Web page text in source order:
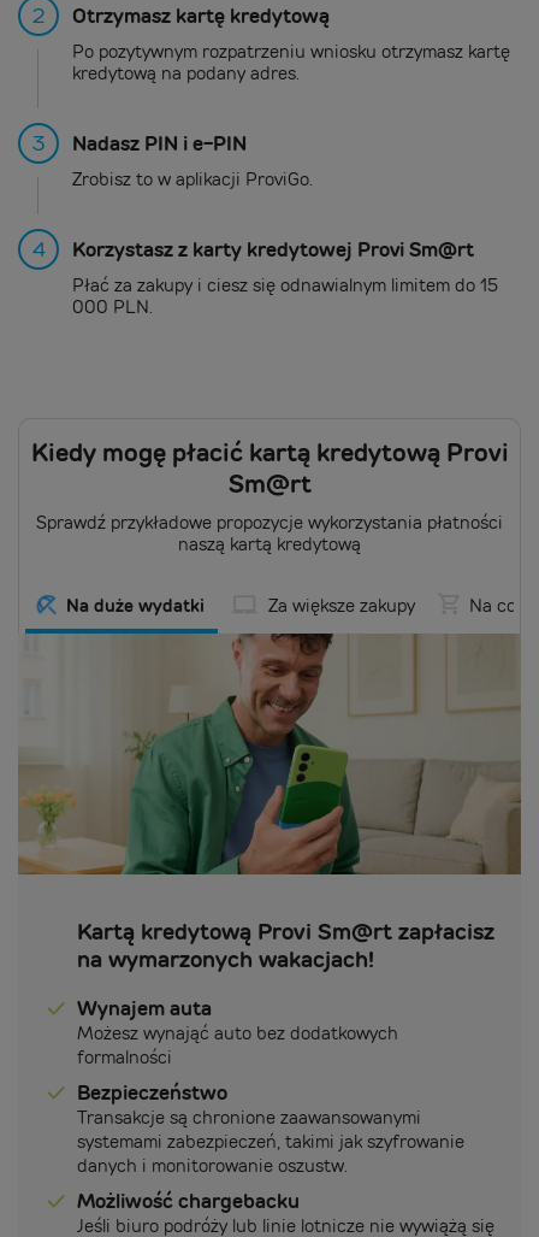
2 Otrzymasz kartę kredytową
Po pozytywnym rozpatrzeniu wniosku otrzymasz kartę
kredytową na podany adres.
3 Nadasz PIN i e-PIN
Zrobisz to w aplikacji ProviGo.
4 Korzystasz z karty kredytowej Provi Sm@rt
Płać za zakupy i ciesz się odnawialnym limitem do 15
000 PLN.
Kiedy mogę płacić kartą kredytową Provi
Sm@rt
Sprawdź przykładowe propozycje wykorzystania płatności
naszą kartą kredytową
Na duże wydatki Za większe zakupy Na
Kartą kredytową Provi Sm@rt zapłacisz
na wymarzonych wakacjach!
Wynajem auta
Możesz wynająć auto bez dodatkowych
formalności
Bezpieczeństwo
Transakcje są chronione zaawansowanymi
systemami zabezpieczeń, takimi jak szyfrowanie
danych i monitorowanie oszustw.
Możliwość chargebacku
Jeśli biuro podróży lub linie lotnicze nie wywiążą się